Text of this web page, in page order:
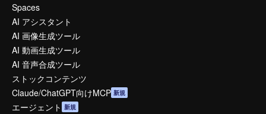
Spaces
AI アシスタント
AI 画像生成ツール
AI 動画生成ツール
AI 音声合成ツール
ストックコンテンツ
Claude/ChatGPT向けMCP 新規
エージェント 新規